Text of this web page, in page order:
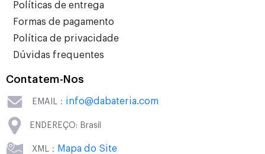
Políticas de entrega
Formas de pagamento
Política de privacidade
Dúvidas frequentes
Contatem-Nos
EMAIL： info@dabateria.com
ENDEREÇO: Brasil
XML： Mapa do Site